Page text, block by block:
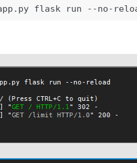
flask run